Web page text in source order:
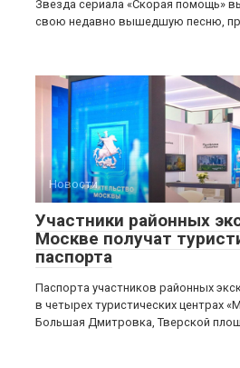
Звезда сериала «Скорая помощь»
свою недавно вышедшую песню,
Новости
Участники районных
Москве получат
паспорта
Паспорта участников районных
в четырех туристических центрах
Большая Дмитровка, Тверской